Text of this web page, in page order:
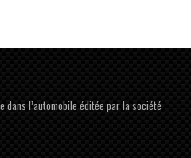
dans l’automobile éditée par la société